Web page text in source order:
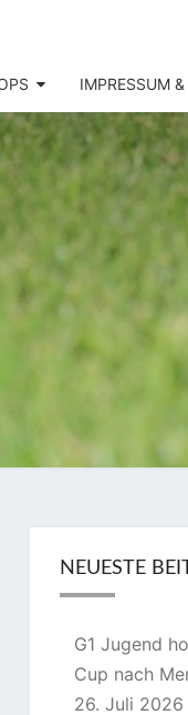
IMPRESSUM
NEUESTE
G1 Jugend
Cup nach
26. Juli 2026